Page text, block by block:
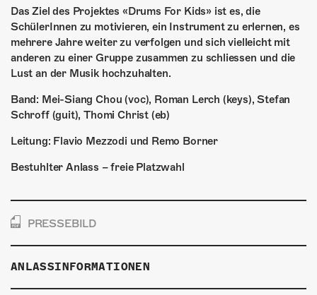
Das Ziel des Projektes «Drums For Kids» ist es, die
SchülerInnen zu motivieren, ein Instrument zu erlernen, es
mehrere Jahre weiter zu verfolgen und sich vielleicht mit
anderen zu einer Gruppe zusammen zu schliessen und die
Lust an der Musik hochzuhalten.
Band: Mei-Siang Chou (voc), Roman Lerch (keys), Stefan
Schroff (guit), Thomi Christ (eb)
Leitung: Flavio Mezzodi und Remo Borner
Bestuhlter Anlass – freie Platzwahl
PRESSEBILD
ANLASSINFORMATIONEN